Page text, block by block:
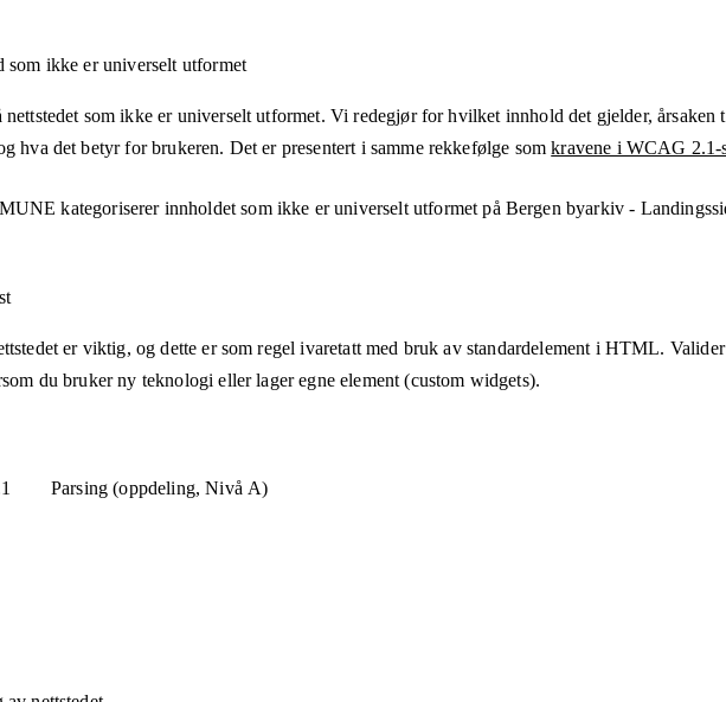
som ikke er universelt utformet
som ikke er universelt utformet. Vi redegjør for hvilket innhold det gjelder,
hva det betyr for brukeren. Det er presentert i samme rekkefølge somkravene i WCAG 2.1-
kategoriserer innholdet som ikke er universelt utformet på Bergen byarkiv -
er viktig, og dette er som regel ivaretatt med bruk av standardelement i HTML.
du bruker ny teknologi eller lager egne element (custom widgets).
Parsing (oppdeling, Nivå A)